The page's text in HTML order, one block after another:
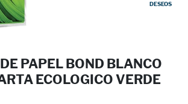
PAPEL BOND BLANCO
ECOLOGICO VERDE
DESEOS